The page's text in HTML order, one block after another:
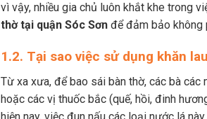
vì vậy, nhiều gia chủ luôn khắt khe trong
thờ tại quận Sóc Sơn để đảm bảo không
1.2. Tại sao việc sử dụng khăn
Từ xa xưa, để bao sái bàn thờ, các bà
hoặc các vị thuốc bắc (quế, hồi, đinh